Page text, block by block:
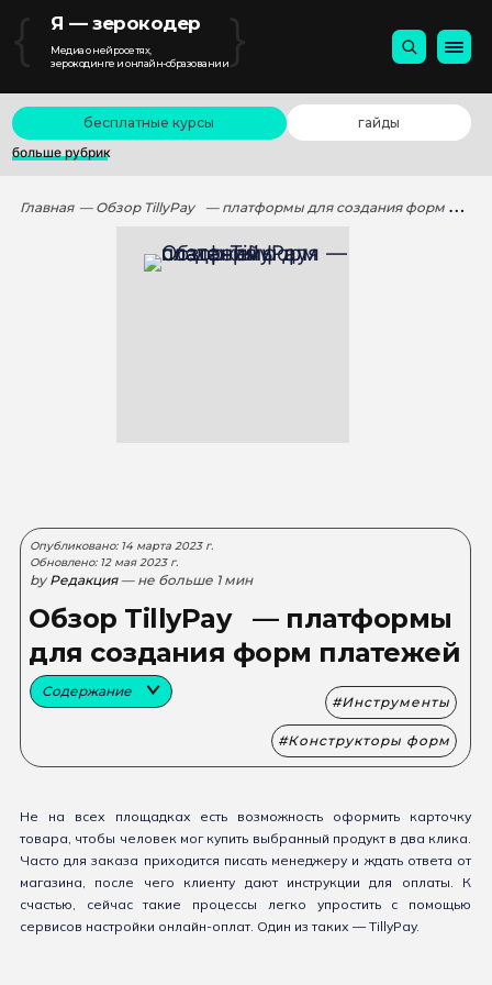
{ Я — зерокодер
Медиа о нейросетях,
зерокодинге и онлайн-образовании}
бесплатные курсы
гайды
больше рубрик
Главная — Обзор TillyPay — платформы для создания форм платежей
Опубликовано: 14 марта 2023 г.
Обновлено: 12 мая 2023 г.
by Редакция — не больше 1 мин
Обзор TillyPay — платформы
для создания форм платежей
Содержание
Инструменты
Конструкторы форм
Не на всех площадках есть возможность оформить карточку
товара, чтобы человек мог купить выбранный продукт в два клика.
Часто для заказа приходится писать менеджеру и ждать ответа от
магазина, после чего клиенту дают инструкции для оплаты. К
счастью, сейчас такие процессы легко упростить с помощью
сервисов настройки онлайн-оплат. Один из таких — TillyPay.